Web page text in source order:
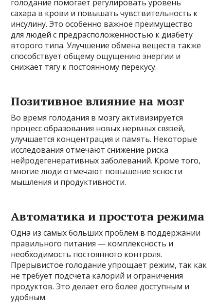
голодание помогает регулировать уровень
сахара в крови и повышать чувствительность к
инсулину. Это особенно важное преимущество
для людей с предрасположенностью к диабету
второго типа. Улучшение обмена веществ также
способствует общему ощущению энергии и
снижает тягу к постоянному перекусу.
Позитивное влияние на мозг
Во время голодания в мозгу активизируется
процесс образования новых нервных связей,
улучшается концентрация и память. Некоторые
исследования отмечают снижение риска
нейродегенеративных заболеваний. Кроме того,
многие люди отмечают повышение ясности
мышления и продуктивности.
Автоматика и простота режима
Одна из самых больших проблем в поддержании
правильного питания — комплексность и
необходимость постоянного контроля.
Прерывистое голодание упрощает режим, так как
не требует подсчёта калорий и ограничения
продуктов. Это делает его более доступным и
удобным.